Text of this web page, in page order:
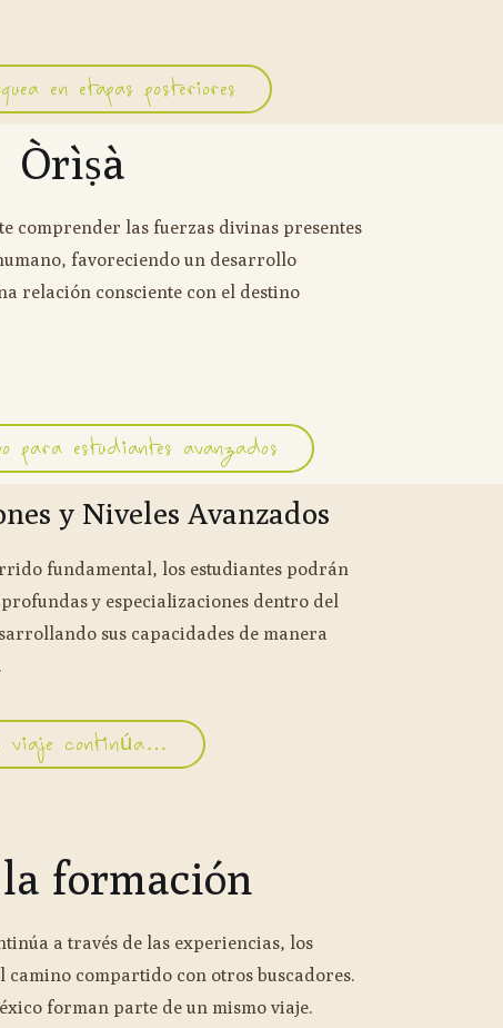
en etapas posteriores
Òrìṣà
comprender las fuerzas divinas presentes
favoreciendo un desarrollo
relación consciente con el destino
para estudiantes avanzados
y Niveles Avanzados
fundamental, los estudiantes podrán
y especializaciones dentro del
sus capacidades de manera
continúa…
formación
a través de las experiencias, los
camino compartido con otros buscadores.
forman parte de un mismo viaje.